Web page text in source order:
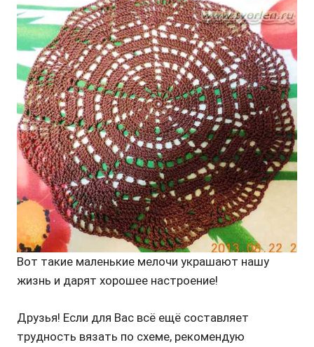
Вот такие маленькие мелочи украшают нашу
жизнь и дарят хорошее настроение!
Друзья! Если для Вас всё ещё составляет
трудность вязать по схеме, рекомендую